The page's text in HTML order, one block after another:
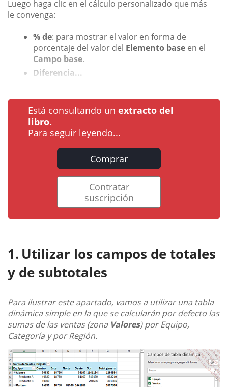
Luego haga clic en el cálculo personalizado que más
le convenga:
% de: para mostrar el valor en forma de
porcentaje del valor del Elemento base en el
Campo base.
Diferencia...
Está consultando un extracto del
libro.
Para seguir leyendo...
Comprar
Contratar
suscripción
Utilizar los campos de totales
y de subtotales
Para ilustrar este apartado, vamos a utilizar una tabla
dinámica simple en la que se calcularán por defecto las
sumas de las ventas (zona Valores) por Equipo,
Categoría y por Región.